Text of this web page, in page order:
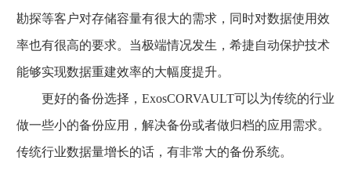
勘探等客户对存储容量有很大的需求，同时对数据使用效
率也有很高的要求。当极端情况发生，希捷自动保护技术
能够实现数据重建效率的大幅度提升。
更好的备份选择，ExosCORVAULT可以为传统的行业
做一些小的备份应用，解决备份或者做归档的应用需求。
传统行业数据量增长的话，有非常大的备份系统。